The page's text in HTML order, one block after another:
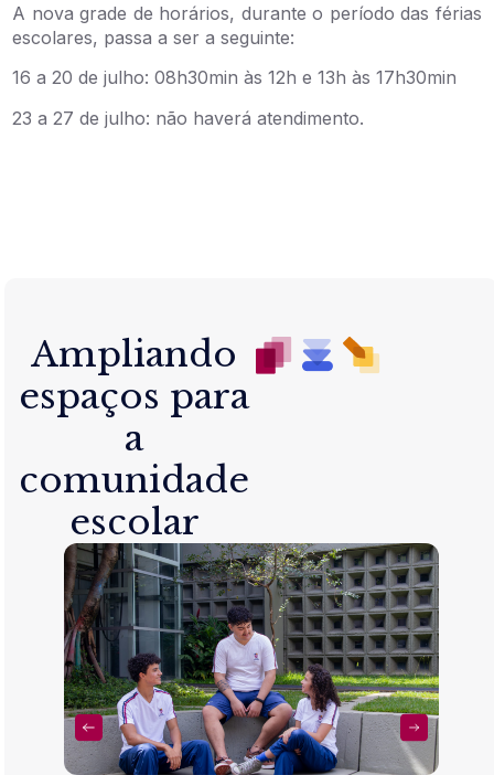
A nova grade de horários, durante o período das férias
escolares, passa a ser a seguinte:
16 a 20 de julho: 08h30min às 12h e 13h às 17h30min
23 a 27 de julho: não haverá atendimento.
Ampliando
espaços para
a
comunidade
escolar